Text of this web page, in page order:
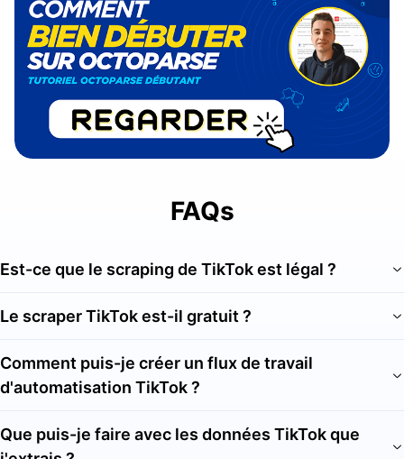
FAQs
Est-ce que le scraping de TikTok est légal ?
Le scraper TikTok est-il gratuit ?
Comment puis-je créer un flux de travail
d'automatisation TikTok ?
Que puis-je faire avec les données TikTok que